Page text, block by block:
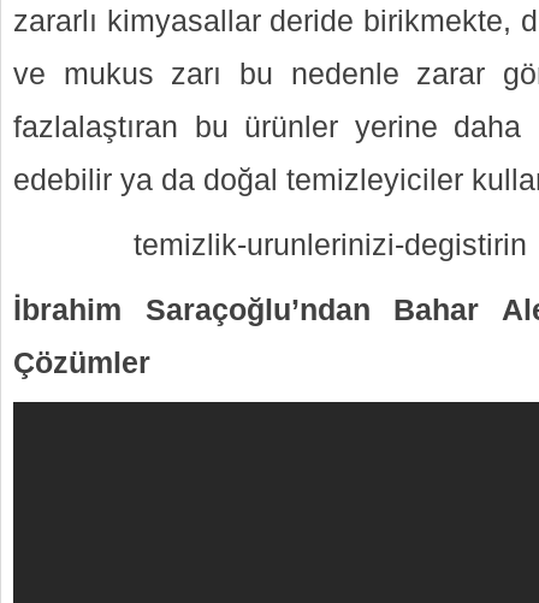
zararlı kimyasallar deride birikmekte,
ve mukus zarı bu nedenle zarar
fazlalaştıran bu ürünler yerine daha
edebilir ya da doğal temizleyiciler
temizlik-urunlerinizi-degistirin
İbrahim Saraçoğlu’ndan Bahar
Çözümler